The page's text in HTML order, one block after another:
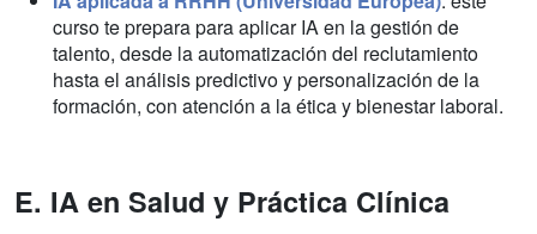
curso te prepara paraaplicar IA en la gestión de
talento, desde la automatización del reclutamiento
hasta el análisis predictivo y personalización de la
formación, con atención a la ética y bienestar laboral.
E. IA en Salud y Práctica Clínica